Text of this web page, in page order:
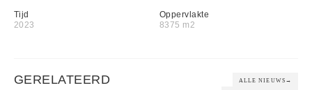
Tijd
2023
Oppervlakte
8375 m2
GERELATEERD ALLE NIEUWS →